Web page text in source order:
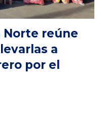
Norte reúne
a
por el